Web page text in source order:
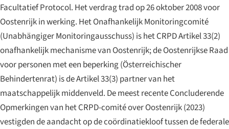
Facultatief Protocol. Het verdrag trad op 26 oktober 2008 voor
Oostenrijk in werking. Het Onafhankelijk Monitoringcomité
(Unabhängiger Monitoringausschuss) is het CRPD Artikel 33(2)
onafhankelijk mechanisme van Oostenrijk; de Oostenrijkse Raad
voor personen met een beperking (Österreichischer
Behindertenrat) is de Artikel 33(3) partner van het
maatschappelijk middenveld. De meest recente Concluderende
Opmerkingen van het CRPD-comité over Oostenrijk (2023)
vestigden de aandacht op de coördinatiekloof tussen de federale